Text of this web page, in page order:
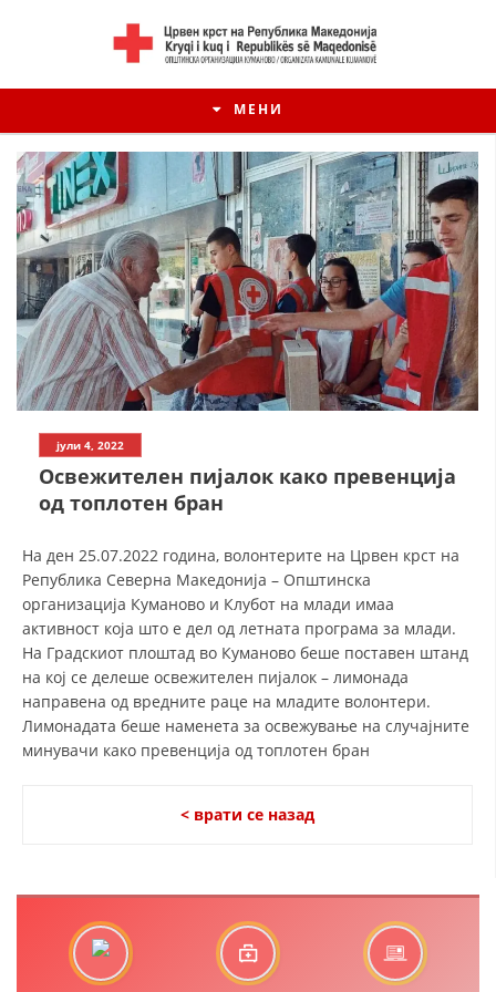
МЕНИ
ИСТОРИЈАТ НА ЦКРМ
СТРУКТУРА И ОРГАНИЗАЦИОНА ПОСТАВЕНОСТ – ОПШТИНСКА
ОРГАНИЗАЦИЈА КУМАНОВО
КОНТАКТ ИНФОРМАЦИИ
ЗАКОН ЗА ЦКРМ
СТРУКТУРА И ОРГАНИЗАЦИОНА ПОСТАВЕНОСТ
јули 4, 2022
Освежителен пијалок како превенција
од топлотен бран
На ден 25.07.2022 година, волонтерите на Црвен крст на
Република Северна Македонија – Општинска
организација Куманово и Клубот на млади имаа
активност која што е дел од летната програма за млади.
На Градскиот плоштад во Куманово беше поставен штанд
на кој се делеше освежителен пијалок – лимонада
направена од вредните раце на младите волонтери.
Лимонадата беше наменета за освежување на случајните
минувачи како превенција од топлотен бран
< врати се назад